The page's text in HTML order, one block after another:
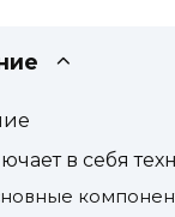
в себя